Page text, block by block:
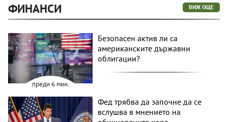
ФИНАНСИ ВИЖ ОЩЕ
преди 6 мин.
Безопасен актив ли са
американските държавни
облигации?
Фед трябва да започне да се
вслушва в мнението на